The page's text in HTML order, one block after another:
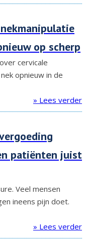
op scherp
cervicale
opnieuw in de
» Lees verder
patiënten juist
Veel mensen
ineens pijn doet.
» Lees verder